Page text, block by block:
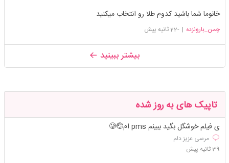
خانوما شما باشید کدوم طلا رو انتخاب میکنید
چمن_بارونزده | -22 ثانیه پیش
بیشتر ببینید
تاپیک های به روز شده
ی فیلم خوشگل بگید ببینم pms ام🤕🥲
مرسی عزیز دلم
39 ثانیه پیش